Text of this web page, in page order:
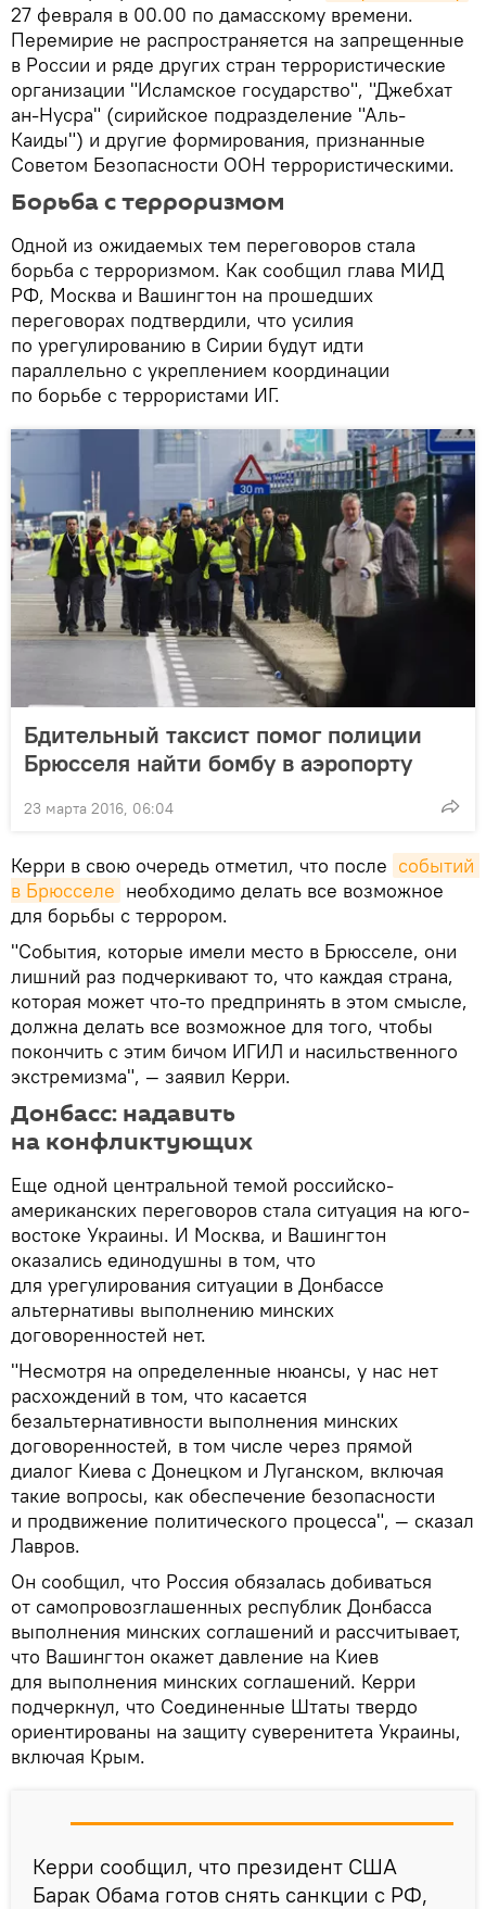
27 февраля в 00.00 по дамасскому времени.
Перемирие не распространяется на запрещенные
в России и ряде других стран террористические
организации "Исламское государство", "Джебхат
ан-Нусра" (сирийское подразделение "Аль-
Каиды") и другие формирования, признанные
Советом Безопасности ООН террористическими.
Борьба с терроризмом
Одной из ожидаемых тем переговоров стала
борьба с терроризмом. Как сообщил глава МИД
РФ, Москва и Вашингтон на прошедших
переговорах подтвердили, что усилия
по урегулированию в Сирии будут идти
параллельно с укреплением координации
по борьбе с террористами ИГ.
Бдительный таксист помог полиции
Брюсселя найти бомбу в аэропорту
23 марта 2016, 06:04
Керри в свою очередь отметил, что после событий
в Брюсселе необходимо делать все возможное
для борьбы с террором.
"События, которые имели место в Брюсселе, они
лишний раз подчеркивают то, что каждая страна,
которая может что-то предпринять в этом смысле,
должна делать все возможное для того, чтобы
покончить с этим бичом ИГИЛ и насильственного
экстремизма", — заявил Керри.
Донбасс: надавить
на конфликтующих
Еще одной центральной темой российско-
американских переговоров стала ситуация на юго-
востоке Украины. И Москва, и Вашингтон
оказались единодушны в том, что
для урегулирования ситуации в Донбассе
альтернативы выполнению минских
договоренностей нет.
"Несмотря на определенные нюансы, у нас нет
расхождений в том, что касается
безальтернативности выполнения минских
договоренностей, в том числе через прямой
диалог Киева с Донецком и Луганском, включая
такие вопросы, как обеспечение безопасности
и продвижение политического процесса", — сказал
Лавров.
Он сообщил, что Россия обязалась добиваться
от самопровозглашенных республик Донбасса
выполнения минских соглашений и рассчитывает,
что Вашингтон окажет давление на Киев
для выполнения минских соглашений. Керри
подчеркнул, что Соединенные Штаты твердо
ориентированы на защиту суверенитета Украины,
включая Крым.
Керри сообщил, что президент США
Барак Обама готов снять санкции с РФ,